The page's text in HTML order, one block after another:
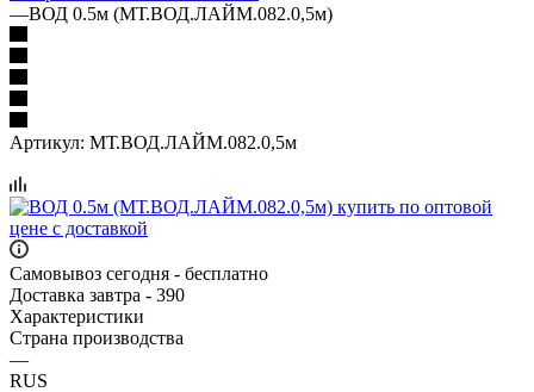
—ВОД 0.5м (МТ.ВОД.ЛАЙМ.082.0,5м)
Артикул: МТ.ВОД.ЛАЙМ.082.0,5м
Самовывоз сегодня - бесплатно
Доставка завтра - 390
Характеристики
Страна производства
—
RUS